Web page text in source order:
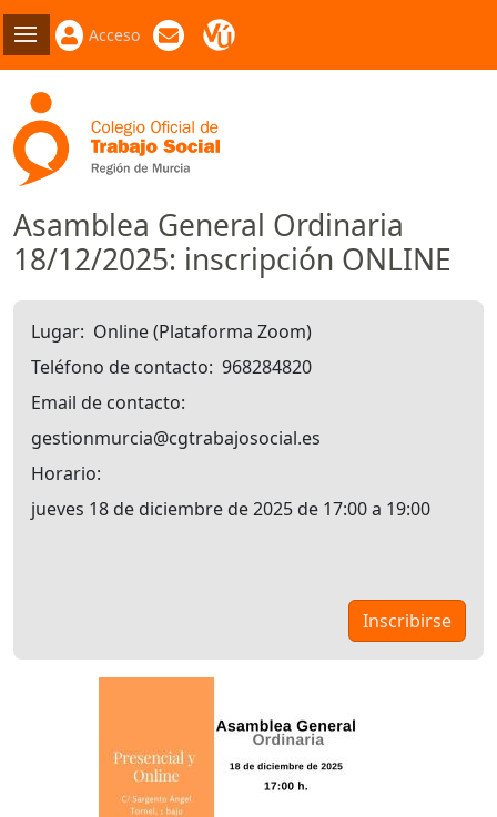
Acceso
Asamblea General Ordinaria
18/12/2025: inscripción ONLINE
Lugar Online (Plataforma Zoom)
Teléfono de contacto 968284820
Email de contacto
gestionmurcia@cgtrabajosocial.es
Horario
jueves 18 de diciembre de 2025 de 17:00 a 19:00